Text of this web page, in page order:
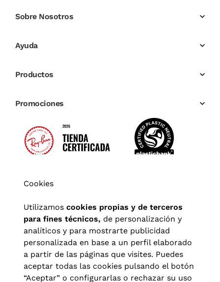
Sobre Nosotros
Ayuda
Productos
Promociones
Cookies
Utilizamos cookies propias y de terceros
para fines técnicos, de personalización y
analíticos y para mostrarte publicidad
personalizada en base a un perfil elaborado
a partir de las páginas que visites. Puedes
aceptar todas las cookies pulsando el botón
“Aceptar” o configurarlas o rechazar su uso